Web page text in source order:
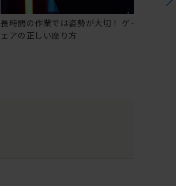
長時間の作業では姿勢が大切！ ゲーミングチ
ェアの正しい座り方